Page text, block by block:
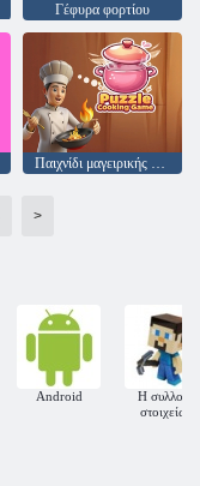
Γέφυρα φορτίου
>
Android
Η συλλογή
στοιχείων